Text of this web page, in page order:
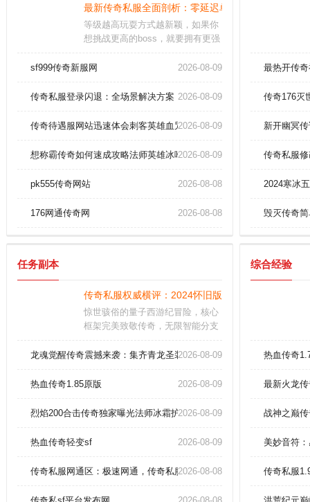
最新传奇私服全面剖析：零延迟单刷魔龙教主的无敌
等级越高玩耍方式越新颖，如果你
想挑战更高的boss，就要拥有更强
够走在一起；每一次竭尽全力的厮
努力提升自己。多样化的装备系
家可以通过打怪、完成任务等方式
sf999传奇新服网 2026-08-09
传奇私服登录闪退：全场景解决方案，注册表修复与多开优化教程。
2026-08-09
传奇待遇服网站迅速体会刺客英雄血咒。2026-08-09
想称霸传奇如何速成攻略法师英雄冰咆哮术！
2026-08-09
pk555传奇网站 2026-08-08
176网通传奇网 2026-08-08
最热开传
传奇176灭
新开幽冥
传奇私服
2024寒冰
毁灭传奇
任务副本
传奇私服权威横评：2024怀旧版深度剖析战士半月
惊世骇俗的量子西游纪冒险，核心
框架完美致敬传奇，无限智能分支
协议带您超越极限的法宝对决体验
实时更迭的仙门版图飞升者需在元
龙魂觉醒传奇震撼来袭：集齐青龙圣装触发终极神力
2026-08-09
热血传奇1.85原版 2026-08-09
烈焰200合击传奇独家曝光法师冰霜护体绝技！
2026-08-09
热血传奇轻变sf 2026-08-09
传奇私服网通区：极速网通，传奇私服战区等你主宰！
2026-08-08
综合经验
热血传奇
最新火龙
战神之巅
美妙音符
传奇私服